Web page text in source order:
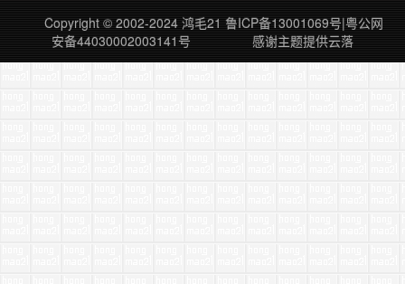
……
Copyright © 2002-2024 鸿毛21 鲁ICP备13001069号|粤公网
安备44030002003141号
感谢主题提供云落